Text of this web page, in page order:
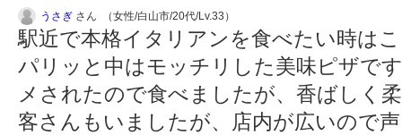
うさぎ さん （女性/白山市/20代/Lv.33）
駅近で本格イタリアンを食べたい時は
パリッと中はモッチリした美味ピザで
メされたので食べましたが、香ばしく
客さんもいましたが、店内が広いので